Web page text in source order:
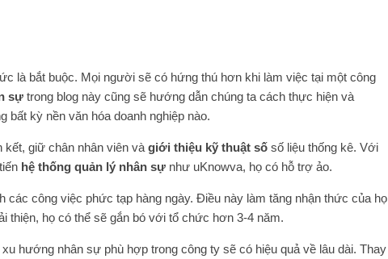
là bắt buộc. Mọi người sẽ có hứng thú hơn khi làm việc tại một công
sự trong blog này cũng sẽ hướng dẫn chúng ta cách thực hiện và
bất kỳ nền văn hóa doanh nghiệp nào.
kết, giữ chân nhân viên và giới thiệu kỹ thuật số số liệu thống kê. Với
hệ thống quản lý nhân sự như uKnowva, họ có hỗ trợ ảo.
các công việc phức tạp hàng ngày. Điều này làm tăng nhận thức của họ
thiện, họ có thể sẽ gắn bó với tổ chức hơn 3-4 năm.
hướng nhân sự phù hợp trong công ty sẽ có hiệu quả về lâu dài. Thay